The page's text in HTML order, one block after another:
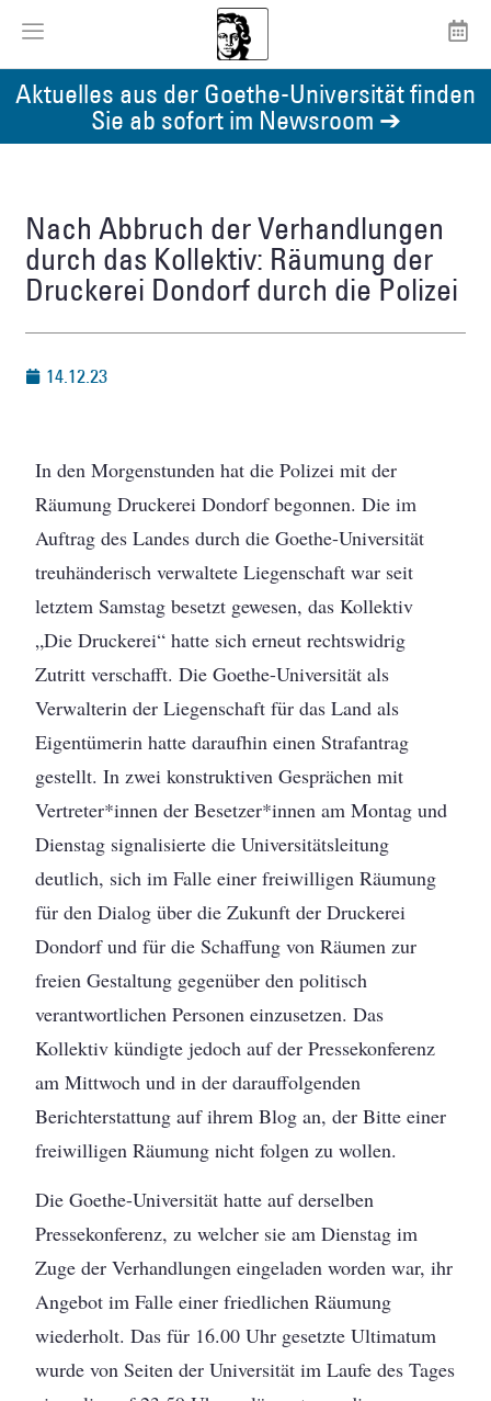
Aktuelles aus der Goethe-Universität finden
Sie ab sofort im Newsroom ➔
Nach Abbruch der Verhandlungen
durch das Kollektiv: Räumung der
Druckerei Dondorf durch die Polizei
14.12.23
In den Morgenstunden hat die Polizei mit der
Räumung Druckerei Dondorf begonnen. Die im
Auftrag des Landes durch die Goethe-Universität
treuhänderisch verwaltete Liegenschaft war seit
letztem Samstag besetzt gewesen, das Kollektiv
„Die Druckerei“ hatte sich erneut rechtswidrig
Zutritt verschafft. Die Goethe-Universität als
Verwalterin der Liegenschaft für das Land als
Eigentümerin hatte daraufhin einen Strafantrag
gestellt. In zwei konstruktiven Gesprächen mit
Vertreter*innen der Besetzer*innen am Montag und
Dienstag signalisierte die Universitätsleitung
deutlich, sich im Falle einer freiwilligen Räumung
für den Dialog über die Zukunft der Druckerei
Dondorf und für die Schaffung von Räumen zur
freien Gestaltung gegenüber den politisch
verantwortlichen Personen einzusetzen. Das
Kollektiv kündigte jedoch auf der Pressekonferenz
am Mittwoch und in der darauffolgenden
Berichterstattung auf ihrem Blog an, der Bitte einer
freiwilligen Räumung nicht folgen zu wollen.
Die Goethe-Universität hatte auf derselben
Pressekonferenz, zu welcher sie am Dienstag im
Zuge der Verhandlungen eingeladen worden war, ihr
Angebot im Falle einer friedlichen Räumung
wiederholt. Das für 16.00 Uhr gesetzte Ultimatum
wurde von Seiten der Universität im Laufe des Tages